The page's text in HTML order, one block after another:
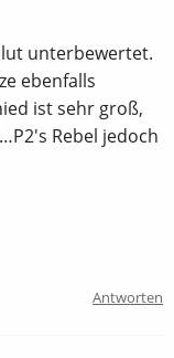
unterbewertet.
ebenfalls
ist sehr groß,
Rebel jedoch
Antworten